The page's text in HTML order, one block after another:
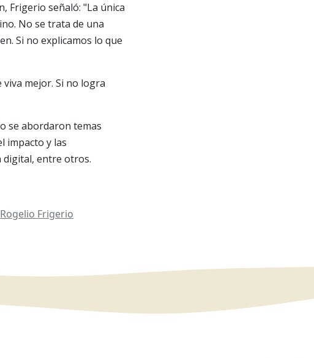
Frigerio señaló: "La única
No se trata de una
Si no explicamos lo que
mejor. Si no logra
se abordaron temas
impacto y las
digital, entre otros.
Rogelio Frigerio